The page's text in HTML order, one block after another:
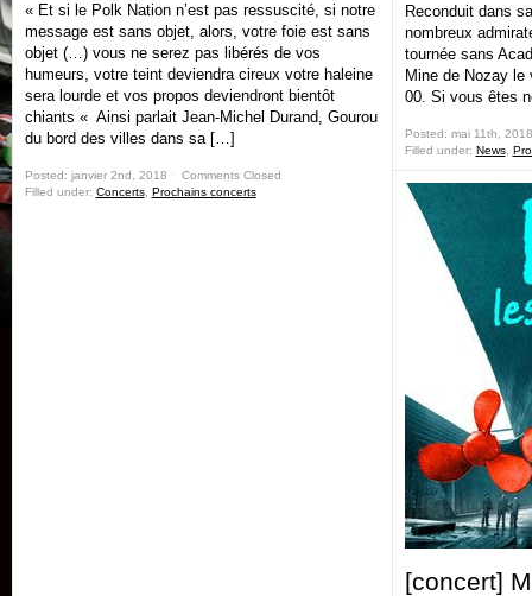
« Et si le Polk Nation n’est pas ressuscité, si notre
message est sans objet, alors, votre foie est sans
objet (…) vous ne serez pas libérés de vos
humeurs, votre teint deviendra cireux votre haleine
sera lourde et vos propos deviendront bientôt
chiants « Ainsi parlait Jean-Michel Durand, Gourou
du bord des villes dans sa […]
Posted: janvier 2nd, 2018 ˑ Comments Closed
Filled under: Concerts, Prochains concerts
Reconduit dans
nombreux
tournée sans
Mine de Nozay le
00. Si vous êtes
Posted: mai 11th,
Filled under: News,
[concert]